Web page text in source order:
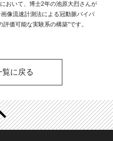
おいて、博士2年の池原大烈さんが
像流速計測法による冠動脈バイパ
価可能な実験系の構築"です。
覧に戻る